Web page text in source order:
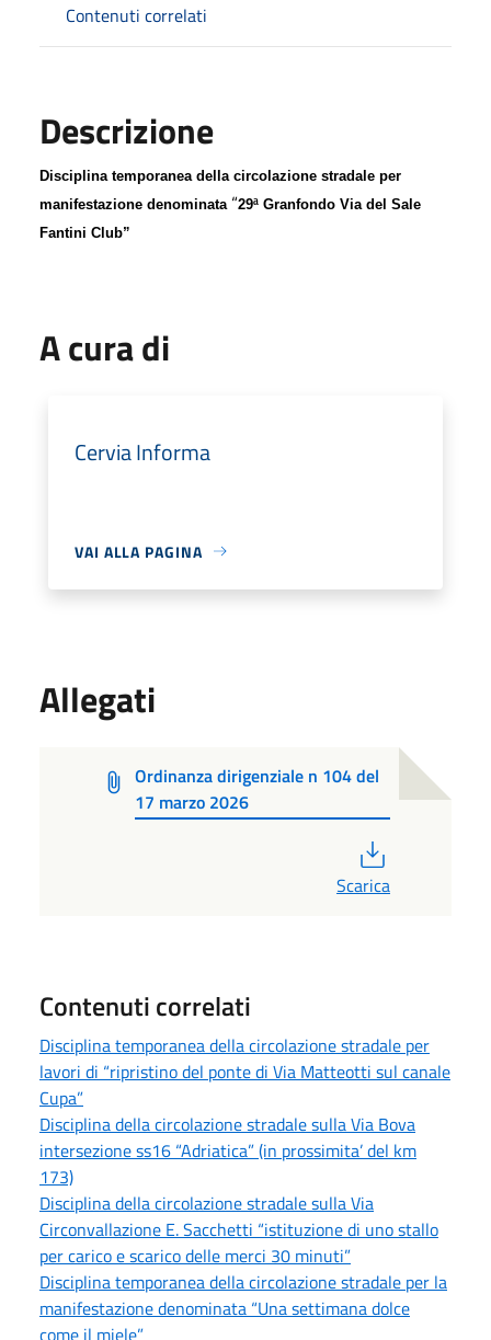
Contenuti correlati
Descrizione
Disciplina temporanea della circolazione stradale per
manifestazione denominata “29ª Granfondo Via del Sale
Fantini Club”
A cura di
Cervia Informa
VAI ALLA PAGINA
Allegati
Ordinanza dirigenziale n 104 del
17 marzo 2026
Scarica
Contenuti correlati
Disciplina temporanea della circolazione stradale per
lavori di “ripristino del ponte di Via Matteotti sul canale
Cupa”
Disciplina della circolazione stradale sulla Via Bova
intersezione ss16 “Adriatica” (in prossimita’ del km
173)
Disciplina della circolazione stradale sulla Via
Circonvallazione E. Sacchetti “istituzione di uno stallo
per carico e scarico delle merci 30 minuti”
Disciplina temporanea della circolazione stradale per la
manifestazione denominata “Una settimana dolce
come il miele”